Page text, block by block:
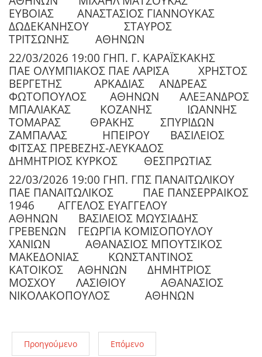
ΕΥΒΟΙΑΣ
ΑΝΑΣΤΑΣΙΟΣ ΓΙΑΝΝΟΥΚΑΣ
ΔΩΔΕΚΑΝΗΣΟΥ
ΣΤΑΥΡΟΣ
ΤΡΙΤΣΩΝΗΣ
ΑΘΗΝΩΝ
22/03/2026 19:00 ΓΗΠ. Γ. ΚΑΡΑΪΣΚΑΚΗΣ
ΠΑΕ ΟΛΥΜΠΙΑΚΟΣ ΠΑΕ ΛΑΡΙΣΑ
ΧΡΗΣΤΟΣ
ΒΕΡΓΕΤΗΣ
ΑΡΚΑΔΙΑΣ
ΑΝΔΡΕΑΣ
ΦΩΤΟΠΟΥΛΟΣ
ΑΘΗΝΩΝ
ΑΛΕΞΑΝΔΡΟΣ
ΜΠΑΛΙΑΚΑΣ
ΚΟΖΑΝΗΣ
ΙΩΑΝΝΗΣ
ΤΟΜΑΡΑΣ
ΘΡΑΚΗΣ
ΣΠΥΡΙΔΩΝ
ΖΑΜΠΑΛΑΣ
ΗΠΕΙΡΟΥ
ΒΑΣΙΛΕΙΟΣ
ΦΙΤΣΑΣ ΠΡΕΒΕΖΗΣ-ΛΕΥΚΑΔΟΣ
ΔΗΜΗΤΡΙΟΣ ΚΥΡΚΟΣ
ΘΕΣΠΡΩΤΙΑΣ
22/03/2026 19:00 ΓΗΠ. ΓΠΣ ΠΑΝΑΙΤΩΛΙΚΟΥ
ΠΑΕ ΠΑΝΑΙΤΩΛΙΚΟΣ
ΠΑΕ ΠΑΝΣΕΡΡΑΙΚΟΣ
1946
ΑΓΓΕΛΟΣ ΕΥΑΓΓΕΛΟΥ
ΑΘΗΝΩΝ
ΒΑΣΙΛΕΙΟΣ ΜΩΥΣΙΑΔΗΣ
ΓΡΕΒΕΝΩΝ
ΓΕΩΡΓΙΑ ΚΟΜΙΣΟΠΟΥΛΟΥ
ΧΑΝΙΩΝ
ΑΘΑΝΑΣΙΟΣ ΜΠΟΥΤΣΙΚΟΣ
ΜΑΚΕΔΟΝΙΑΣ
ΚΩΝΣΤΑΝΤΙΝΟΣ
ΚΑΤΟΙΚΟΣ
ΑΘΗΝΩΝ
ΔΗΜΗΤΡΙΟΣ
ΜΟΣΧΟΥ
ΛΑΣΙΘΙΟΥ
ΑΘΑΝΑΣΙΟΣ
ΝΙΚΟΛΑΚΟΠΟΥΛΟΣ
ΑΘΗΝΩΝ
Προηγούμενο Επόμενο